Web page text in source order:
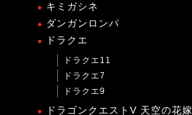
キミガシネ
ダンガンロンパ
ドラクエ
ドラクエ11
ドラクエ7
ドラクエ9
ドラゴンクエストV 天空の花嫁